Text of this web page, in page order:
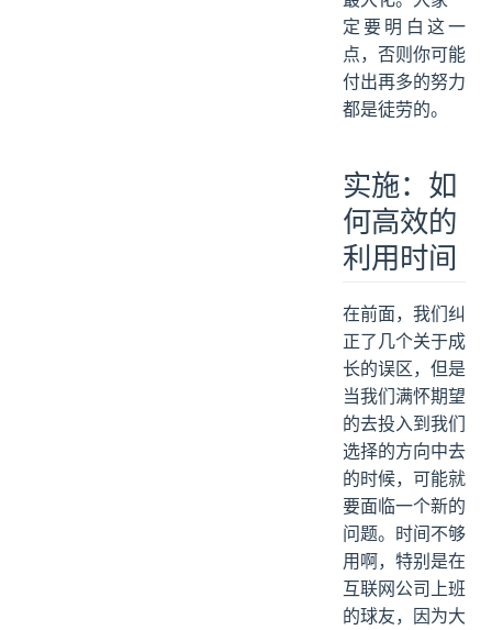
定要明白这一
点，否则你可能
付出再多的努力
都是徒劳的。
实施：如
何高效的
利用时间
在前面，我们纠
正了几个关于成
长的误区，但是
当我们满怀期望
的去投入到我们
选择的方向中去
的时候，可能就
要面临一个新的
问题。时间不够
用啊，特别是在
互联网公司上班
的球友，因为大